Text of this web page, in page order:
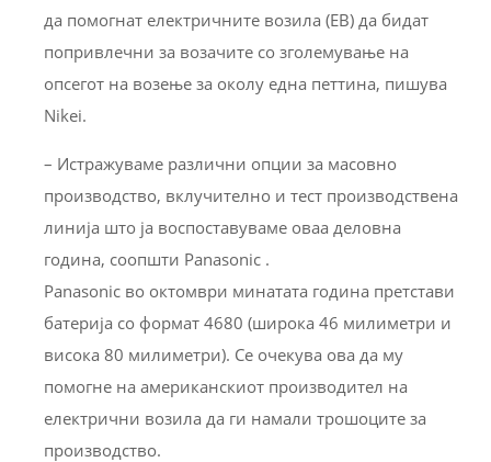
да помогнат електричните возила (ЕВ) да бидат
попривлечни за возачите со зголемување на
опсегот на возење за околу една петтина, пишува
Nikei.
– Истражуваме различни опции за масовно
производство, вклучително и тест производствена
линија што ја воспоставуваме оваа деловна
година, соопшти Panasonic .
Panasonic во октомври минатата година претстави
батерија со формат 4680 (широка 46 милиметри и
висока 80 милиметри). Се очекува ова да му
помогне на американскиот производител на
електрични возила да ги намали трошоците за
производство.